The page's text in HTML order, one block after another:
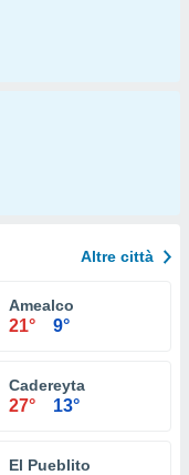
Altre città
Amealco
21° 9°
Cadereyta
27° 13°
El Pueblito